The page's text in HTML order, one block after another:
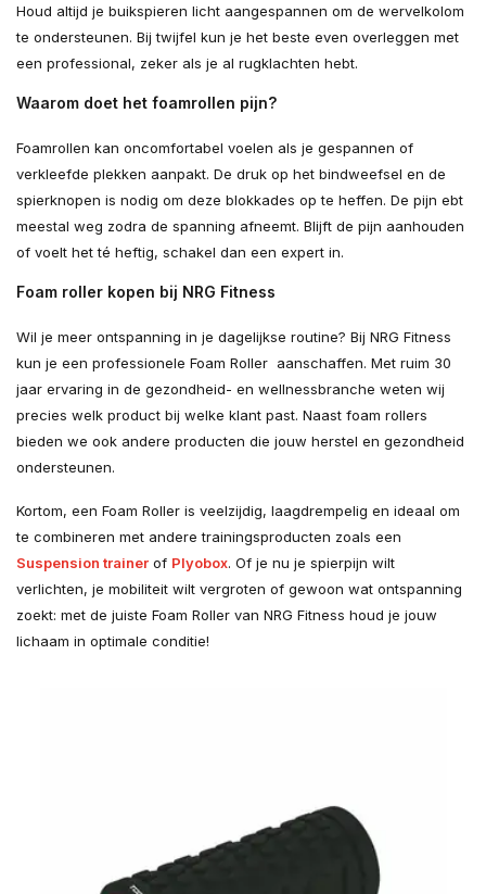
Houd altijd je buikspieren licht aangespannen om de wervelkolom
te ondersteunen. Bij twijfel kun je het beste even overleggen met
een professional, zeker als je al rugklachten hebt.
Waarom doet het foamrollen pijn?
Foamrollen kan oncomfortabel voelen als je gespannen of
verkleefde plekken aanpakt. De druk op het bindweefsel en de
spierknopen is nodig om deze blokkades op te heffen. De pijn ebt
meestal weg zodra de spanning afneemt. Blijft de pijn aanhouden
of voelt het té heftig, schakel dan een expert in.
Foam roller kopen bij NRG Fitness
Wil je meer ontspanning in je dagelijkse routine? Bij NRG Fitness
kun je een professionele Foam Roller aanschaffen. Met ruim 30
jaar ervaring in de gezondheid- en wellnessbranche weten wij
precies welk product bij welke klant past. Naast foam rollers
bieden we ook andere producten die jouw herstel en gezondheid
ondersteunen.
Kortom, een Foam Roller is veelzijdig, laagdrempelig en ideaal om
te combineren met andere trainingsproducten zoals een
Suspension trainer of Plyobox. Of je nu je spierpijn wilt
verlichten, je mobiliteit wilt vergroten of gewoon wat ontspanning
zoekt: met de juiste Foam Roller van NRG Fitness houd je jouw
lichaam in optimale conditie!